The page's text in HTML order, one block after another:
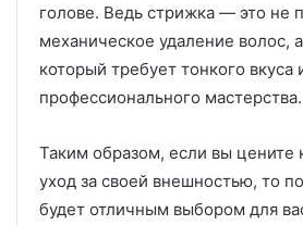
голове. Ведь стрижка — это не
механическое удаление волос,
который требует тонкого вкуса
профессионального мастерства.
Таким образом, если вы цените
уход за своей внешностью, то
будет отличным выбором для